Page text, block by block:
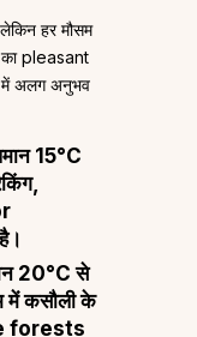
हर मौसम
का pleasant
में अलग अनुभव
15°C
20°C से
में कसौली के
forests